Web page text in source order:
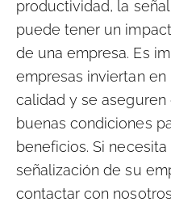
productividad, la
puede tener un
de una empresa. Es
empresas inviertan
calidad y se
buenas condiciones
beneficios. Si
señalización de su
contactar con